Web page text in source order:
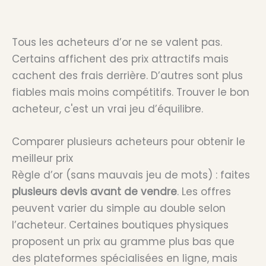
Tous les acheteurs d’or ne se valent pas.
Certains affichent des prix attractifs mais
cachent des frais derrière. D’autres sont plus
fiables mais moins compétitifs. Trouver le bon
acheteur, c'est un vrai jeu d’équilibre.
Comparer plusieurs acheteurs pour obtenir le
meilleur prix
Règle d’or (sans mauvais jeu de mots) : faites
plusieurs devis avant de vendre. Les offres
peuvent varier du simple au double selon
l’acheteur. Certaines boutiques physiques
proposent un prix au gramme plus bas que
des plateformes spécialisées en ligne, mais